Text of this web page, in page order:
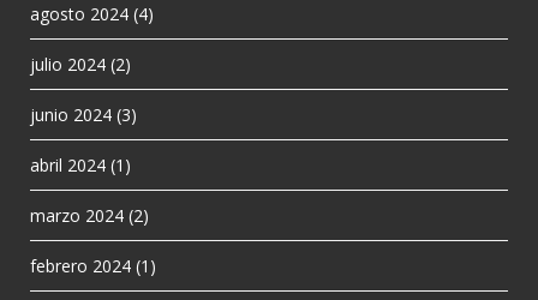
agosto 2024 (4)
julio 2024 (2)
junio 2024 (3)
abril 2024 (1)
marzo 2024 (2)
febrero 2024 (1)